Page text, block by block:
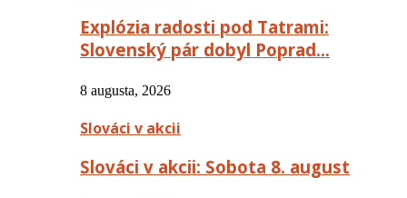
Explózia radosti pod Tatrami:
Slovenský pár dobyl Poprad…
8 augusta, 2026
Slováci v akcii
Slováci v akcii: Sobota 8. august